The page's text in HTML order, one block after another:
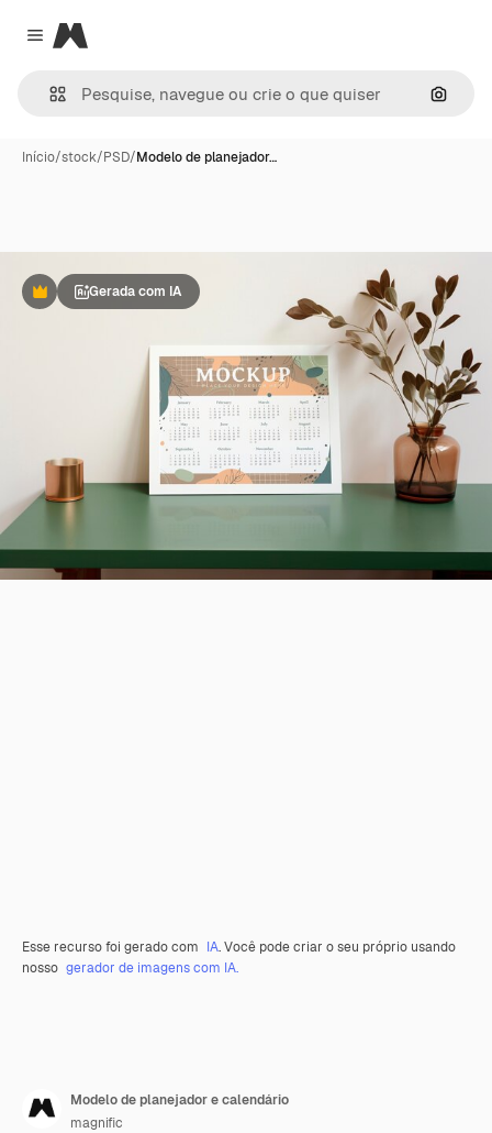
Close menu
Magnific
Início/stock/PSD/Modelo de planejador…
PremiumGerada com IA
Esse recurso foi gerado com IA. Você pode criar o seu próprio usando
nosso gerador de imagens com IA.
Modelo de planejador e calendário
magnific